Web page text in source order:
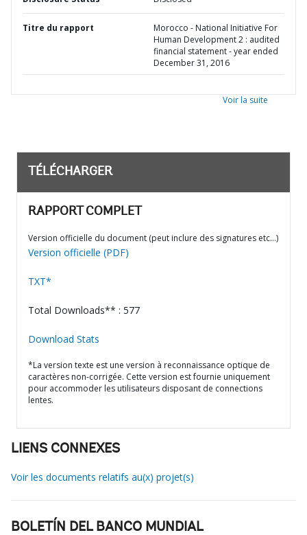
Titre du rapport
Morocco - National Initiative For
Human Development 2 : audited
financial statement - year ended
December 31, 2016
Voir la suite
TÉLÉCHARGER
RAPPORT COMPLET
Version officielle du document (peut inclure des signatures etc…)
Version officielle (PDF)
TXT*
Total Downloads** : 577
Download Stats
*La version texte est une version à reconnaissance optique de
caractères non-corrigée. Cette version est fournie uniquement
pour accommoder les utilisateurs disposant de connections
lentes.
LIENS CONNEXES
Voir les documents relatifs au(x) projet(s)
BOLETÍN DEL BANCO MUNDIAL